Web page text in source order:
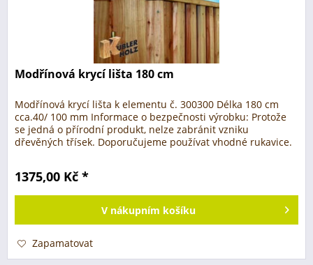
Modřínová krycí lišta 180 cm
Modřínová krycí lišta k elementu č. 300300 Délka 180 cm
cca.40/ 100 mm Informace o bezpečnosti výrobku: Protože
se jedná o přírodní produkt, nelze zabránit vzniku
dřevěných třísek. Doporučujeme používat vhodné rukavice.
1375,00 Kč *
V nákupním košíku
Zapamatovat